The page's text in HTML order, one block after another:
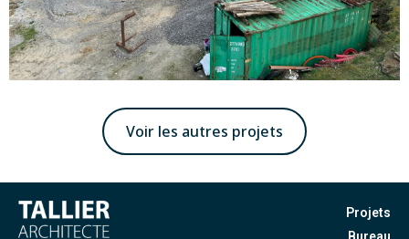
Voir les autres projets
Projets